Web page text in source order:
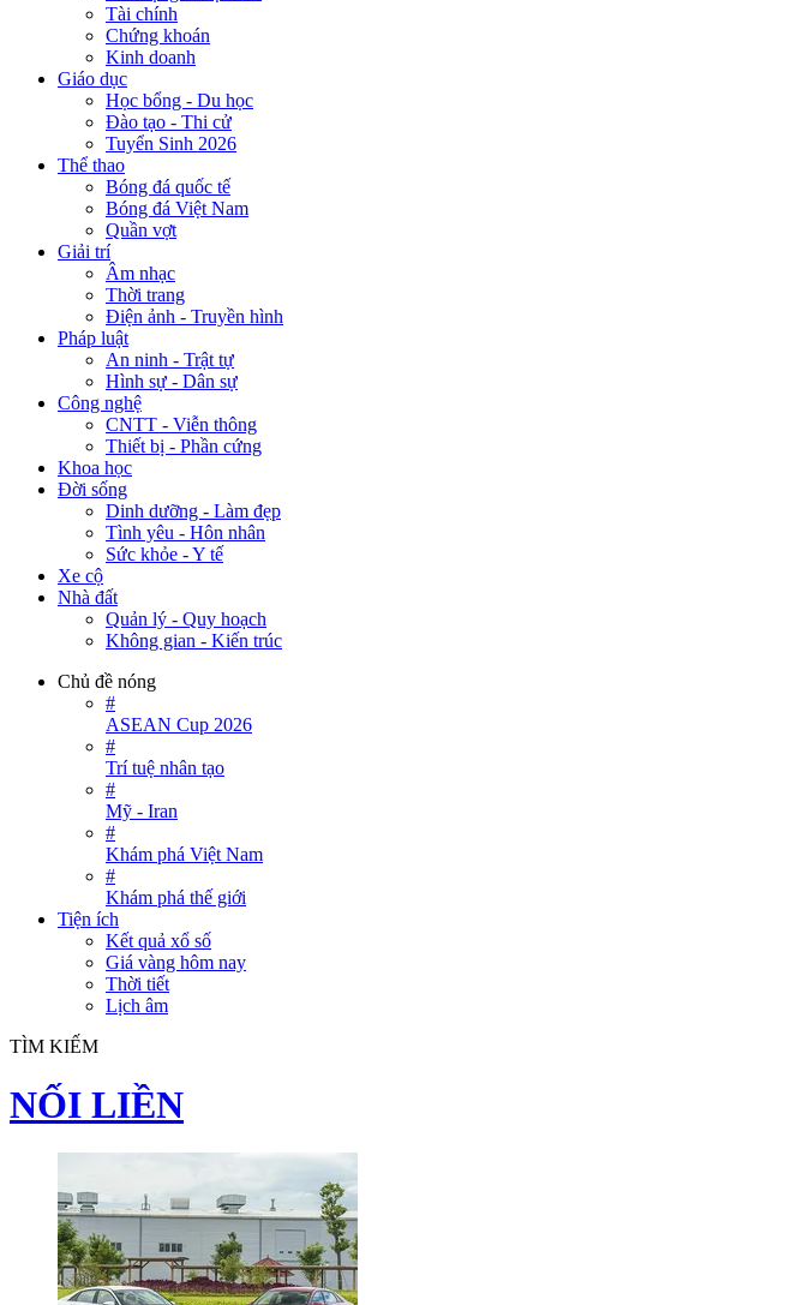
Tài chính
Chứng khoán
Kinh doanh
Giáo dục
Học bổng - Du học
Đào tạo - Thi cử
Tuyển Sinh 2026
Thể thao
Bóng đá quốc tế
Bóng đá Việt Nam
Quần vợt
Giải trí
Âm nhạc
Thời trang
Điện ảnh - Truyền hình
Pháp luật
An ninh - Trật tự
Hình sự - Dân sự
Công nghệ
CNTT - Viễn thông
Thiết bị - Phần cứng
Khoa học
Đời sống
Dinh dưỡng - Làm đẹp
Tình yêu - Hôn nhân
Sức khỏe - Y tế
Xe cộ
Nhà đất
Quản lý - Quy hoạch
Không gian - Kiến trúc
Chủ đề nóng
#
ASEAN Cup 2026
#
Trí tuệ nhân tạo
#
Mỹ - Iran
#
Khám phá Việt Nam
#
Khám phá thế giới
Tiện ích
Kết quả xổ số
Giá vàng hôm nay
Thời tiết
Lịch âm
TÌM KIẾM
NỐI LIỀN